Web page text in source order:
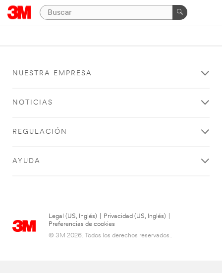
NUESTRA EMPRESA
NOTICIAS
REGULACIÓN
AYUDA
Legal (US, Inglés) Privacidad (US, Inglés)
Preferencias de cookies
© 3M 2026. Todos los derechos reservados..